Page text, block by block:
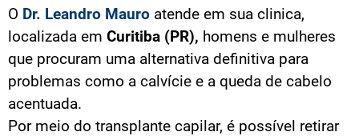
O Dr. Leandro Mauro atende em sua clinica,
localizada em Curitiba (PR), homens e mulheres
que procuram uma alternativa definitiva para
problemas como a calvície e a queda de cabelo
acentuada.
Por meio do transplante capilar, é possível retirar